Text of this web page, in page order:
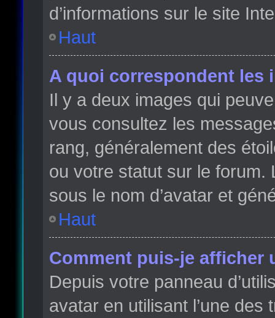
d’informations sur le site
Haut
A quoi correspondent les
Il y a deux images qui
vous consultez les
rang, généralement des
ou votre statut sur le forum.
sous le nom d’avatar et
Haut
Comment puis-je afficher
Depuis votre panneau
avatar en utilisant l’une